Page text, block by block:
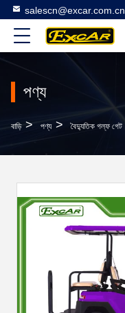
salescn@excar.com.cn
পণ্য
বাড়ি > পণ্য > বৈদ্যুতিক গল্ফ গেট